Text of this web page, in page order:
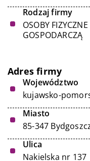
Rodzaj firmy
OSOBY
GOSPODARCZĄ
Adres firmy
Województwo
kujawsko-
Miasto
85-347
Ulica
Nakielska nr 137